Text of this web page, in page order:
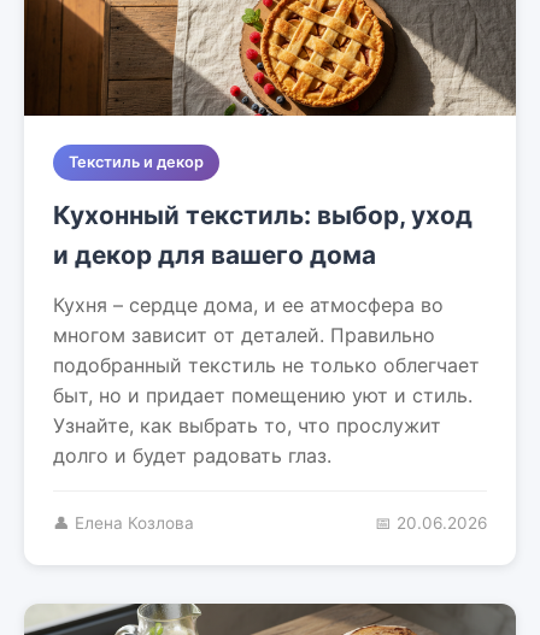
Текстиль и декор
Кухонный текстиль: выбор, уход
и декор для вашего дома
Кухня – сердце дома, и ее атмосфера во
многом зависит от деталей. Правильно
подобранный текстиль не только облегчает
быт, но и придает помещению уют и стиль.
Узнайте, как выбрать то, что прослужит
долго и будет радовать глаз.
👤 Елена Козлова 📅 20.06.2026